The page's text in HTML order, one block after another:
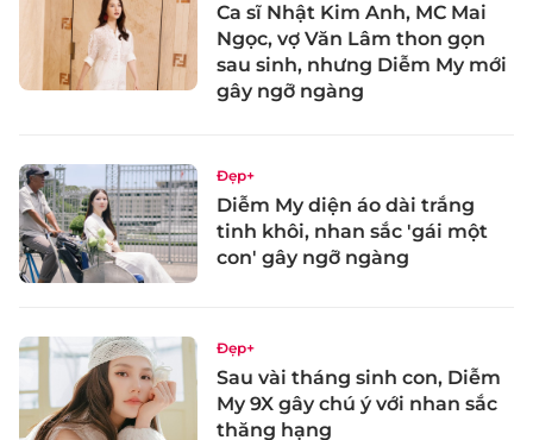
Ca sĩ Nhật Kim Anh, MC Mai
Ngọc, vợ Văn Lâm thon gọn
sau sinh, nhưng Diễm My mới
gây ngỡ ngàng
Đẹp+
Diễm My diện áo dài trắng
tinh khôi, nhan sắc 'gái một
con' gây ngỡ ngàng
Đẹp+
Sau vài tháng sinh con, Diễm
My 9X gây chú ý với nhan sắc
thăng hạng